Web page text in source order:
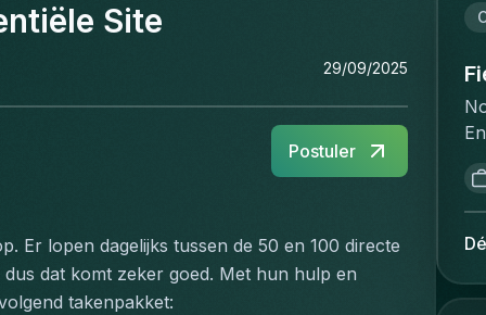
Site
29/09/2025
Postuler
Er lopen dagelijks tussen de 50 en 100 directe
dat komt zeker goed. Met hun hulp en
takenpakket: